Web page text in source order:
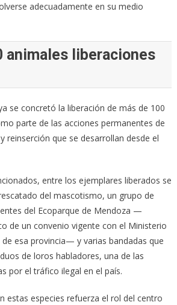
adecuadamente en su medio
animales liberaciones
se concretó la liberación de más de 100
parte de las acciones permanentes de
reinserción que se desarrollan desde el
entre los ejemplares liberados se
del mascotismo, un grupo de
del Ecoparque de Mendoza —
de un convenio vigente con el Ministerio
de esa provincia— y varias bandadas que
de loros habladores, una de las
por el tráfico ilegal en el país.
estas especies refuerza el rol del centro